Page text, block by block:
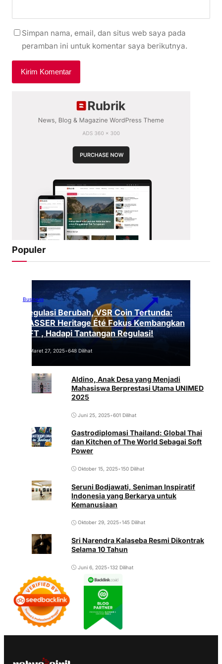
Simpan nama, email, dan situs web saya pada
peramban ini untuk komentar saya berikutnya.
Populer
Business
Regulasi Berubah, VSR Coin Tertunda:
VASSER Heritage Été Fokus Kembangkan
NFT , Hadapi Tantangan Regulasi!
Maret 27, 2025•648 Dilihat
Aldino, Anak Desa yang Menjadi
Mahasiswa Berprestasi Utama UNIMED
2025
Juni 25, 2025•601 Dilihat
Gastrodiplomasi Thailand: Global Thai
dan Kitchen of The World Sebagai Soft
Power
Oktober 15, 2025•150 Dilihat
Seruni Bodjawati, Seniman Inspiratif
Indonesia yang Berkarya untuk
Kemanusiaan
Oktober 29, 2025•145 Dilihat
Sri Narendra Kalaseba Resmi Dikontrak
Selama 10 Tahun
Juni 6, 2025•132 Dilihat